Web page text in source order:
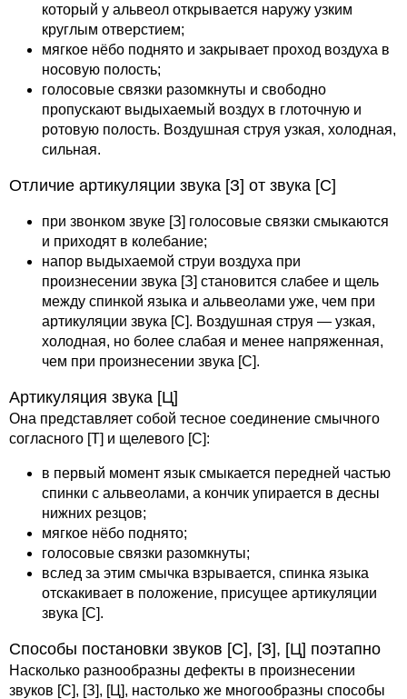
который у альвеол открывается наружу узким
круглым отверстием;
мягкое нёбо поднято и закрывает проход воздуха в
носовую полость;
голосовые связки разомкнуты и свободно
пропускают выдыхаемый воздух в глоточную и
ротовую полость. Воздушная струя узкая, холодная,
сильная.
Отличие артикуляции звука [З] от звука [С]
при звонком звуке [З] голосовые связки смыкаются
и приходят в колебание;
напор выдыхаемой струи воздуха при
произнесении звука [З] становится слабее и щель
между спинкой языка и альвеолами уже, чем при
артикуляции звука [С]. Воздушная струя — узкая,
холодная, но более слабая и менее напряженная,
чем при произнесении звука [С].
Артикуляция звука [Ц]
Она представляет собой тесное соединение смычного
согласного [Т] и щелевого [С]:
в первый момент язык смыкается передней частью
спинки с альвеолами, а кончик упирается в десны
нижних резцов;
мягкое нёбо поднято;
голосовые связки разомкнуты;
вслед за этим смычка взрывается, спинка языка
отскакивает в положение, присущее артикуляции
звука [С].
Способы постановки звуков [С], [З], [Ц] поэтапно
Насколько разнообразны дефекты в произнесении
звуков [С], [З], [Ц], настолько же многообразны способы